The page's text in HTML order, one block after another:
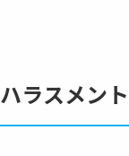
ラスメン